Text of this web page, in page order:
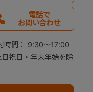
電話で
お問い合わせ
時間： 9:30～17:00
祝日・年末年始を除